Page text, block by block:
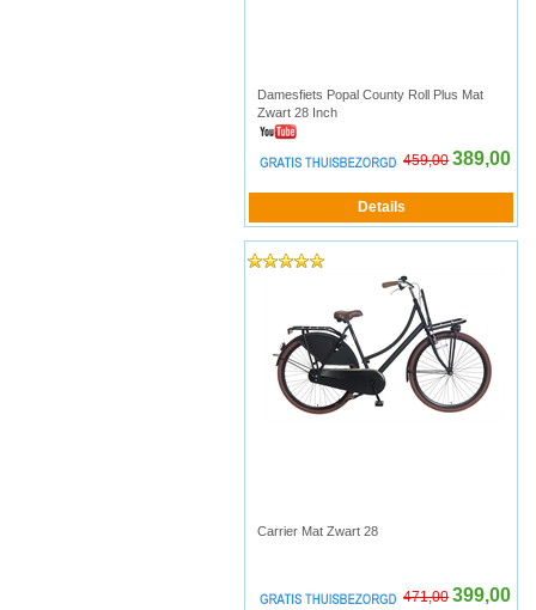
Damesfiets Popal County Roll Plus Mat
Zwart 28 Inch
459,00 389,00
Carrier Mat Zwart 28
471,00 399,00